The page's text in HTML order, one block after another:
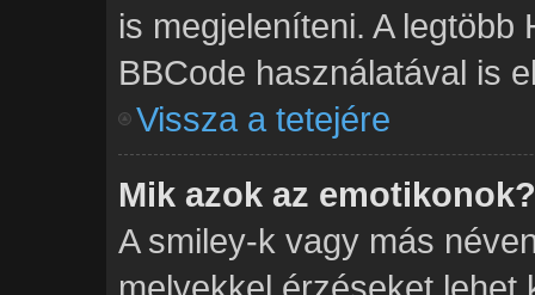
is megjeleníteni. A
BBCode használatával is
Vissza a tetejére
Mik azok az emotikonok?
A smiley-k vagy más